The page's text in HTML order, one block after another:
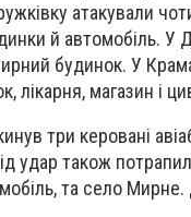
атакували
й автомобіль.
будинок. У
лікарня, магазин і
три керовані
удар також
та село